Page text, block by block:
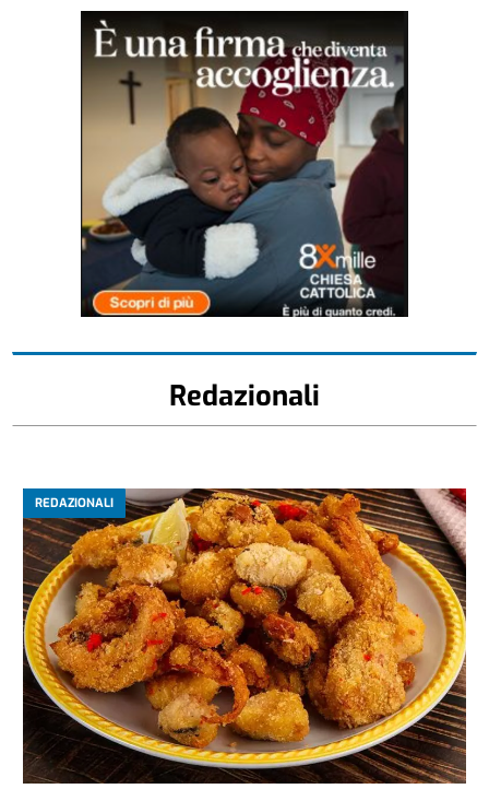
Redazionali
REDAZIONALI